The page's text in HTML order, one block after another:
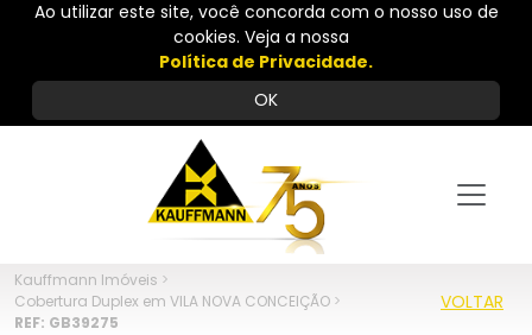
Ao utilizar este site, você concorda com o nosso uso de
cookies. Veja a nossa
Política de Privacidade.
OK
Kauffmann Imóveis >
Cobertura Duplex em VILA NOVA CONCEIÇÃO >
REF: GB39275
VOLTAR